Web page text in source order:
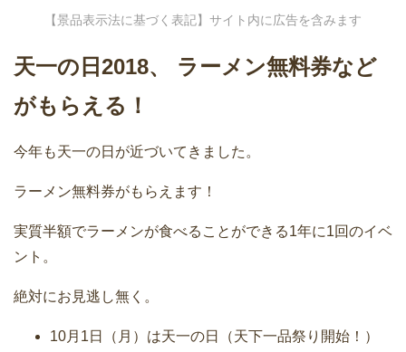
【景品表示法に基づく表記】サイト内に広告を含みます
天一の日2018、 ラーメン無料券など
がもらえる！
今年も天一の日が近づいてきました。
ラーメン無料券がもらえます！
実質半額でラーメンが食べることができる1年に1回のイベ
ント。
絶対にお見逃し無く。
10月1日（月）は天一の日（天下一品祭り開始！）